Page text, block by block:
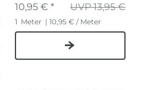
UVP 13,95 €
10,95 € *
1 Meter | 10,95 € / Meter